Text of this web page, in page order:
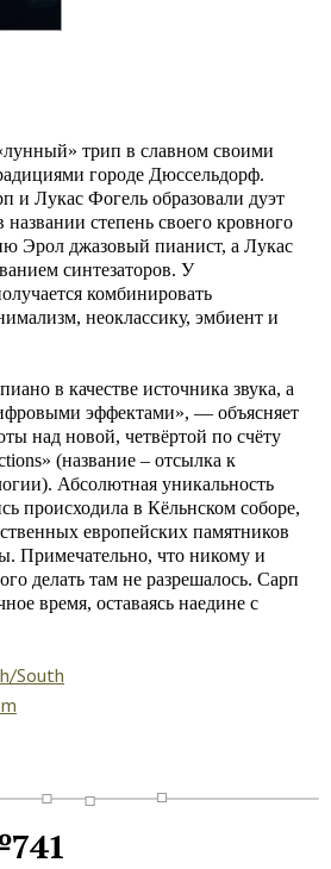
трип в славном своими
городе Дюссельдорф.
и Лукас Фогель образовали дуэт
названии степень своего кровного
Эрол джазовый пианист, а Лукас
синтезаторов. У
комбинировать
неоклассику, эмбиент и
в качестве источника звука, а
эффектами», — объясняет
над новой, четвёртой по счёту
(название – отсылка к
Абсолютная уникальность
происходила в Кёльнском соборе,
европейских памятников
Примечательно, что никому и
делать там не разрешалось. Сарп
время, оставаясь наедине с
South